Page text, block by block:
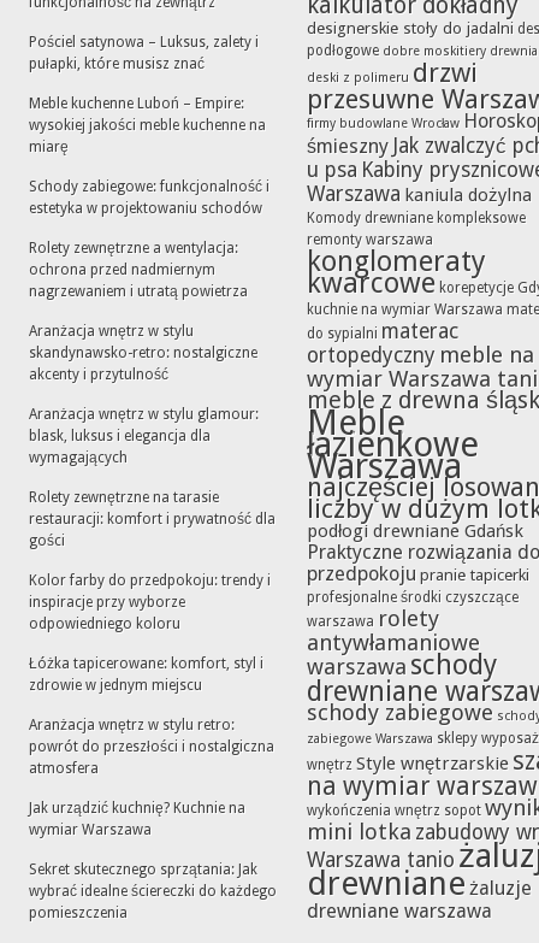
Pościel satynowa – Luksus, zalety i
pułapki, które musisz znać
Meble kuchenne Luboń – Empire:
wysokiej jakości meble kuchenne na
miarę
Schody zabiegowe: funkcjonalność i
estetyka w projektowaniu schodów
Rolety zewnętrzne a wentylacja:
ochrona przed nadmiernym
nagrzewaniem i utratą powietrza
Aranżacja wnętrz w stylu
skandynawsko-retro: nostalgiczne
akcenty i przytulność
Aranżacja wnętrz w stylu glamour:
blask, luksus i elegancja dla
wymagających
Rolety zewnętrzne na tarasie
restauracji: komfort i prywatność dla
gości
Kolor farby do przedpokoju: trendy i
inspiracje przy wyborze
odpowiedniego koloru
Łóżka tapicerowane: komfort, styl i
zdrowie w jednym miejscu
Aranżacja wnętrz w stylu retro:
powrót do przeszłości i nostalgiczna
atmosfera
Jak urządzić kuchnię? Kuchnie na
wymiar Warszawa
Sekret skutecznego sprzątania: Jak
wybrać idealne ściereczki do każdego
pomieszczenia
designerskie stoły do jadalni
podłogowe dobre moskitiery
deski z polimeru drzwi
przesuwne
firmy budowlane Wrocław
śmieszny Jak zwalczyć
u psa Kabiny
Warszawa kaniula dożylna
Komody drewniane kompleksowe
remonty warszawa
konglomeraty
kwarcowe korepetycje
kuchnie na wymiar Warszawa
do sypialni materac
ortopedyczny meble na
wymiar Warszawa
meble z drewna
Meble
łazienkowe
Warszawa
najczęściej
liczby w dużym
podłogi drewniane Gdańsk
Praktyczne rozwiązania do
przedpokoju pranie tapicerki
profesjonalne środki czyszczące
warszawa rolety
antywłamaniowe
warszawa schody
drewniane
schody zabiegowe
zabiegowe Warszawa sklepy
wnętrz Style wnętrzarskie
na wymiar
wykończenia wnętrz sopot
mini lotka zabudowy
Warszawa tanio
drewniane żaluzje
drewniane warszawa